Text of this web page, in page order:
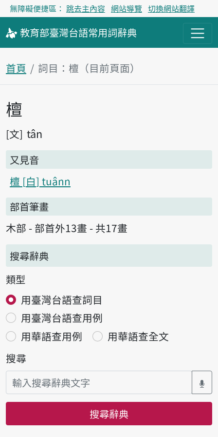
無障礙便捷區： 跳去主內容 網站導覽 切換網站翻譯
教育部臺灣台語常用詞辭典
首頁 詞目：檀（目前頁面）
主內容區塊
檀
文 tân
又見音
檀 白 tuânn
部首筆畫
木部 - 部首外13畫 - 共17畫
搜尋辭典
類型
用臺灣台語查詞目
用臺灣台語查用例
用華語查用例
用華語查全文
搜尋
搜尋辭典